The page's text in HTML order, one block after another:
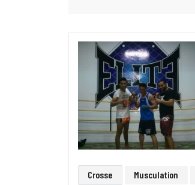
Crosse Musculation